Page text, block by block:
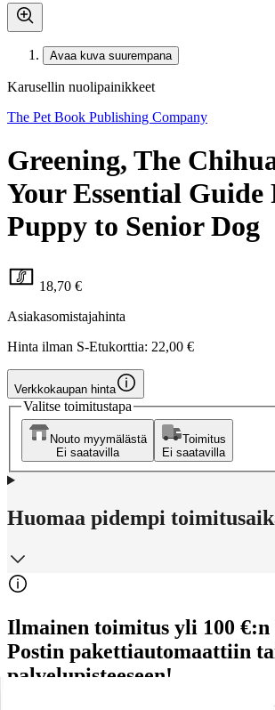
Avaa kuva suurempana
Karusellin nuolipainikkeet
The Pet Book Publishing Company
Greening, The
Your Essential Guide
Puppy to Senior Dog
18,70 €
Asiakasomistajahinta
Hinta ilman S-Etukorttia: 22,00 €
Verkkokaupan hinta
Valitse toimitustapa
Nouto myymälästä
Ei saatavilla
Toimitus
Ei saatavilla
Huomaa pidempi
Ilmainen toimitus yli 100
Postin pakettiautomaattiin
palvelupisteeseen!